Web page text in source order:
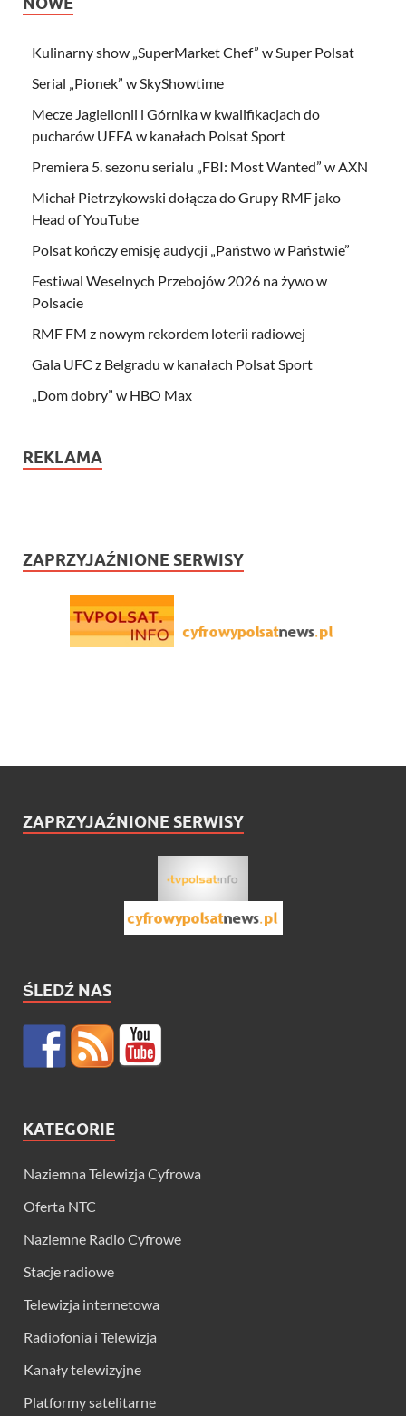
Kulinarny show „SuperMarket Chef” w Super Polsat
Serial „Pionek” w SkyShowtime
Mecze Jagiellonii i Górnika w kwalifikacjach do
pucharów UEFA w kanałach Polsat Sport
Premiera 5. sezonu serialu „FBI: Most Wanted” w AXN
Michał Pietrzykowski dołącza do Grupy RMF jako
Head of YouTube
Polsat kończy emisję audycji „Państwo w Państwie”
Festiwal Weselnych Przebojów 2026 na żywo w
Polsacie
RMF FM z nowym rekordem loterii radiowej
Gala UFC z Belgradu w kanałach Polsat Sport
„Dom dobry” w HBO Max
REKLAMA
ZAPRZYJAŹNIONE SERWISY
ZAPRZYJAŹNIONE SERWISY
ŚLEDŹ NAS
KATEGORIE
Naziemna Telewizja Cyfrowa
Oferta NTC
Naziemne Radio Cyfrowe
Stacje radiowe
Telewizja internetowa
Radiofonia i Telewizja
Kanały telewizyjne
Platformy satelitarne